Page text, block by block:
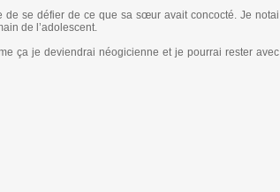
se défier de ce que sa sœur avait concocté. Je notai
de l’adolescent.
ça je deviendrai néogicienne et je pourrai rester avec